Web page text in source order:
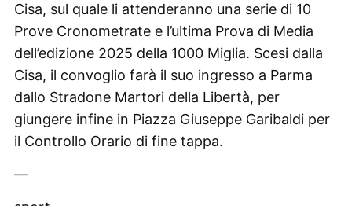
Cisa, sul quale li attenderanno una serie di 10
Prove Cronometrate e l’ultima Prova di Media
dell’edizione 2025 della 1000 Miglia. Scesi dalla
Cisa, il convoglio farà il suo ingresso a Parma
dallo Stradone Martori della Libertà, per
giungere infine in Piazza Giuseppe Garibaldi per
il Controllo Orario di fine tappa.
—